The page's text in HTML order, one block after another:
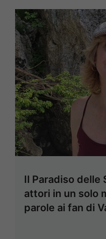
Il Paradiso delle
attori in un solo
parole ai fan di